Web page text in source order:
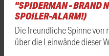
"SPIDERMAN - BRAND
SPOILER-ALARM!)
Die freundliche Spinne von
über die Leinwände dieser